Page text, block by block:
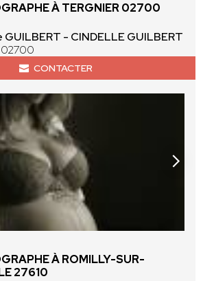
À TERGNIER 02700
GUILBERT - CINDELLE GUILBERT
02700
CONTACTER
À ROMILLY-SUR-
27610